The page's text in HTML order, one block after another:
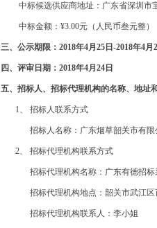
中标候选供应商地址： 广东省深圳市
中标金额：¥3.00元（人民币叁元整）
三、公示期限： 2018年4月 25 日 -2018年4月
四、评审日期： 2018年4月 24 日
五、 招标人、招标代理机构的名称、地址
1、 招标人联系方式
招标人名称：广东烟草韶关市有限
2、 招标代理机构联系方式
招标代理机构名称：广东有德招标
招标代理机构地点：韶关市武江区
招标代理机构联系人：李小姐